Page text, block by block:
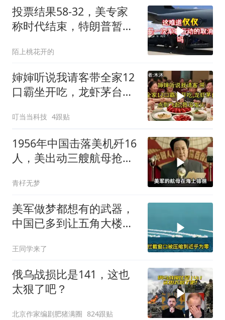
投票结果58-32，美专家
称时代结束，特朗普暂不
陌上桃花开的
婶婶听说我请客带全家12
口霸坐开吃，龙虾茅台点
叮当当科技 4跟贴
1956年中国击落美机歼16
人，美出动三艘航母抢尸
青杍无梦
美军做梦都想有的武器，
中国已多到让五角大楼头
王同学来了
俄乌战损比是141，这也
太狠了吧？
北京作家编剧肥猪满圈 824跟贴